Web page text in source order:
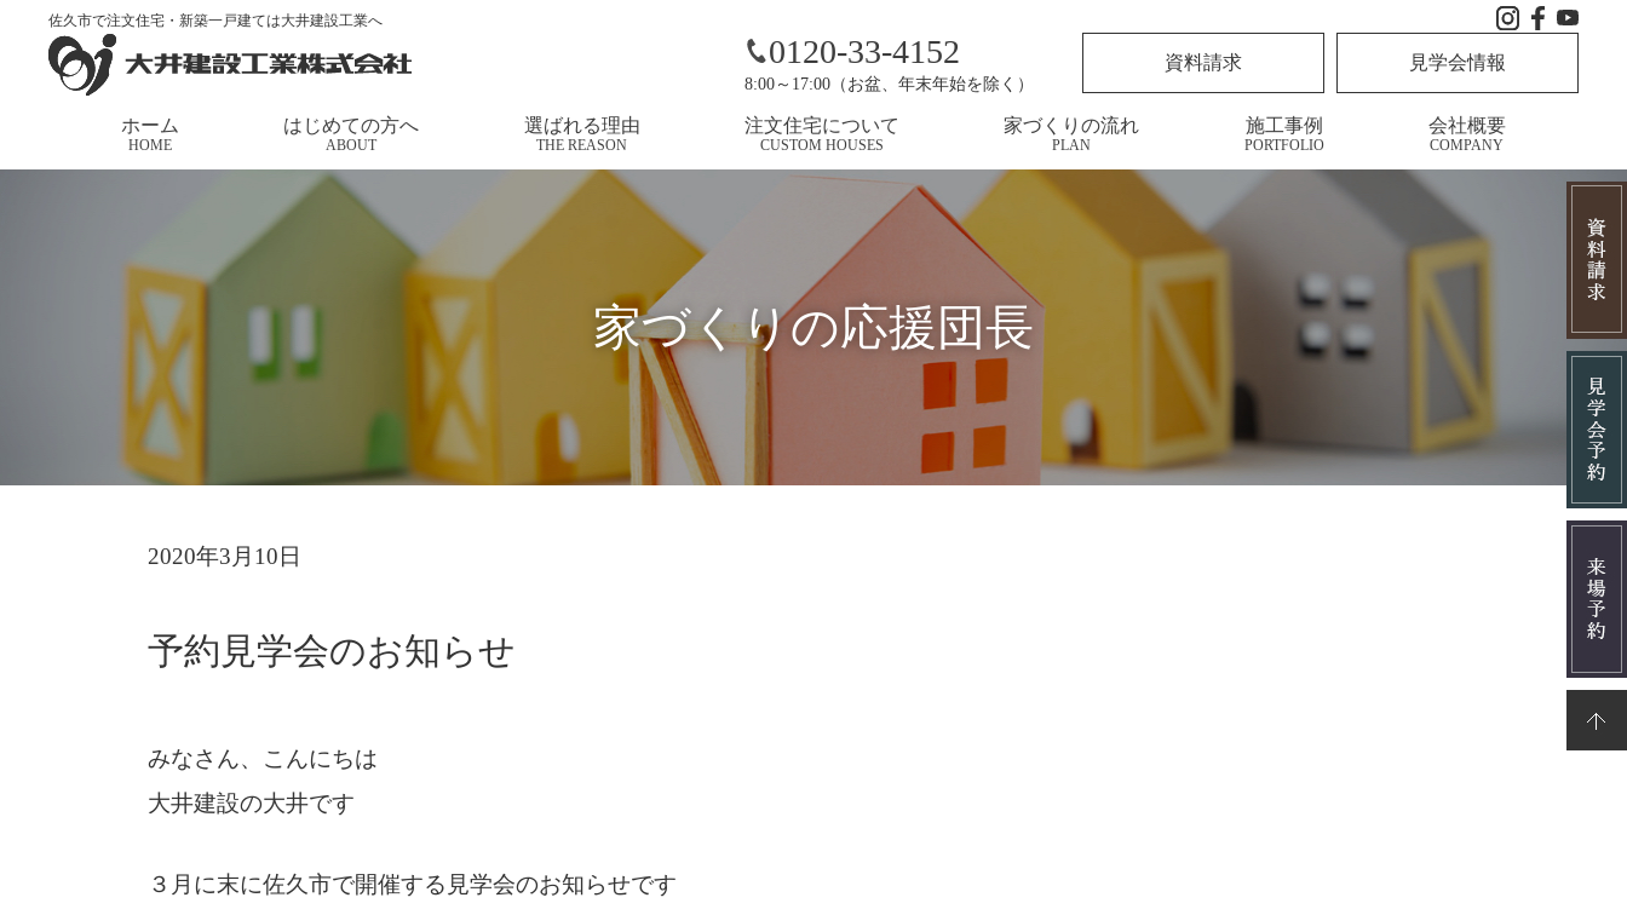
佐久市で注文住宅・新築一戸建ては大井建設工業へ
0120-33-4152
8:00～17:00（お盆、年末年始を除く）
資料請求 見学会情報
ホーム
HOME
はじめての方へ
ABOUT
選ばれる理由
THE REASON
注文住宅について
CUSTOM HOUSES
家づくりの流れ
PLAN
施工事例
PORTFOLIO
会社概要
COMPANY
家づくりの応援団長
トップページ > 家づくりの応援団長
2020年3月10日
予約見学会のお知らせ
みなさん、こんにちは
大井建設の大井です
３月に末に佐久市で開催する見学会のお知らせです